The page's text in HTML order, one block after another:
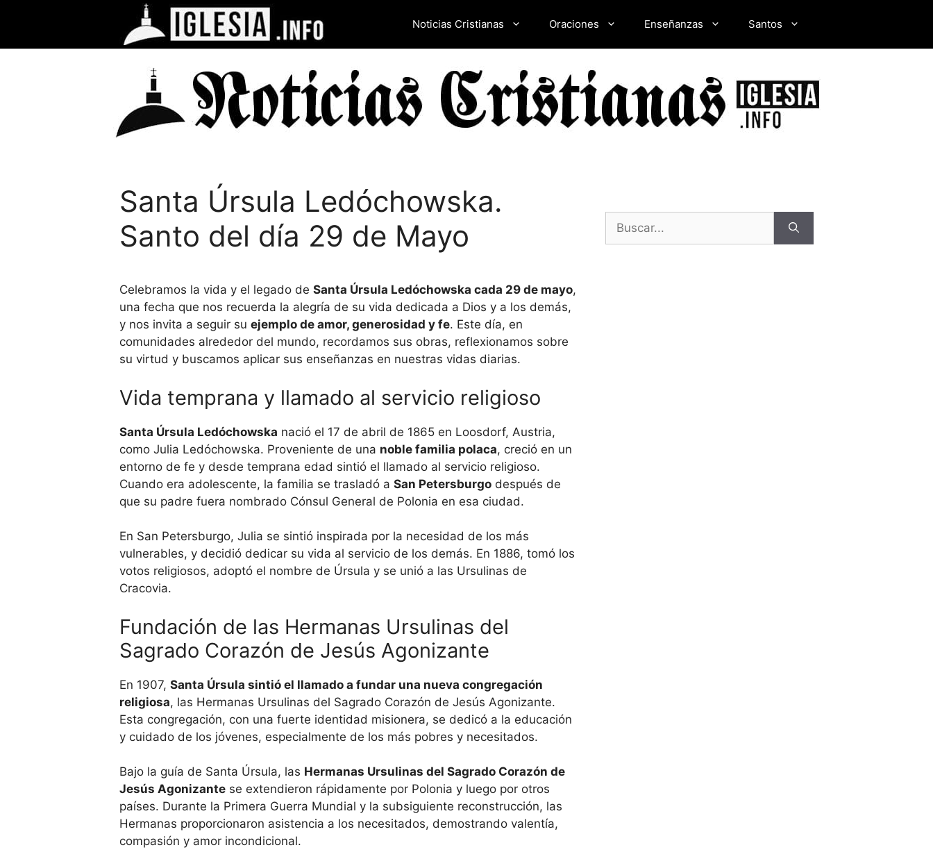
Noticias Cristianas Oraciones Enseñanzas Santos
Santa Úrsula Ledóchowska.
Santo del día 29 de Mayo
Celebramos la vida y el legado de Santa Úrsula Ledóchowska cada 29 de mayo,
una fecha que nos recuerda la alegría de su vida dedicada a Dios y a los demás,
y nos invita a seguir su ejemplo de amor, generosidad y fe. Este día, en
comunidades alrededor del mundo, recordamos sus obras, reflexionamos sobre
su virtud y buscamos aplicar sus enseñanzas en nuestras vidas diarias.
Vida temprana y llamado al servicio religioso
Santa Úrsula Ledóchowska nació el 17 de abril de 1865 en Loosdorf, Austria,
como Julia Ledóchowska. Proveniente de una noble familia polaca, creció en un
entorno de fe y desde temprana edad sintió el llamado al servicio religioso.
Cuando era adolescente, la familia se trasladó a San Petersburgo después de
que su padre fuera nombrado Cónsul General de Polonia en esa ciudad.
En San Petersburgo, Julia se sintió inspirada por la necesidad de los más
vulnerables, y decidió dedicar su vida al servicio de los demás. En 1886, tomó los
votos religiosos, adoptó el nombre de Úrsula y se unió a las Ursulinas de
Cracovia.
Fundación de las Hermanas Ursulinas del
Sagrado Corazón de Jesús Agonizante
En 1907, Santa Úrsula sintió el llamado a fundar una nueva congregación
religiosa, las Hermanas Ursulinas del Sagrado Corazón de Jesús Agonizante.
Esta congregación, con una fuerte identidad misionera, se dedicó a la educación
y cuidado de los jóvenes, especialmente de los más pobres y necesitados.
Bajo la guía de Santa Úrsula, las Hermanas Ursulinas del Sagrado Corazón de
Jesús Agonizante se extendieron rápidamente por Polonia y luego por otros
países. Durante la Primera Guerra Mundial y la subsiguiente reconstrucción, las
Hermanas proporcionaron asistencia a los necesitados, demostrando valentía,
compasión y amor incondicional.